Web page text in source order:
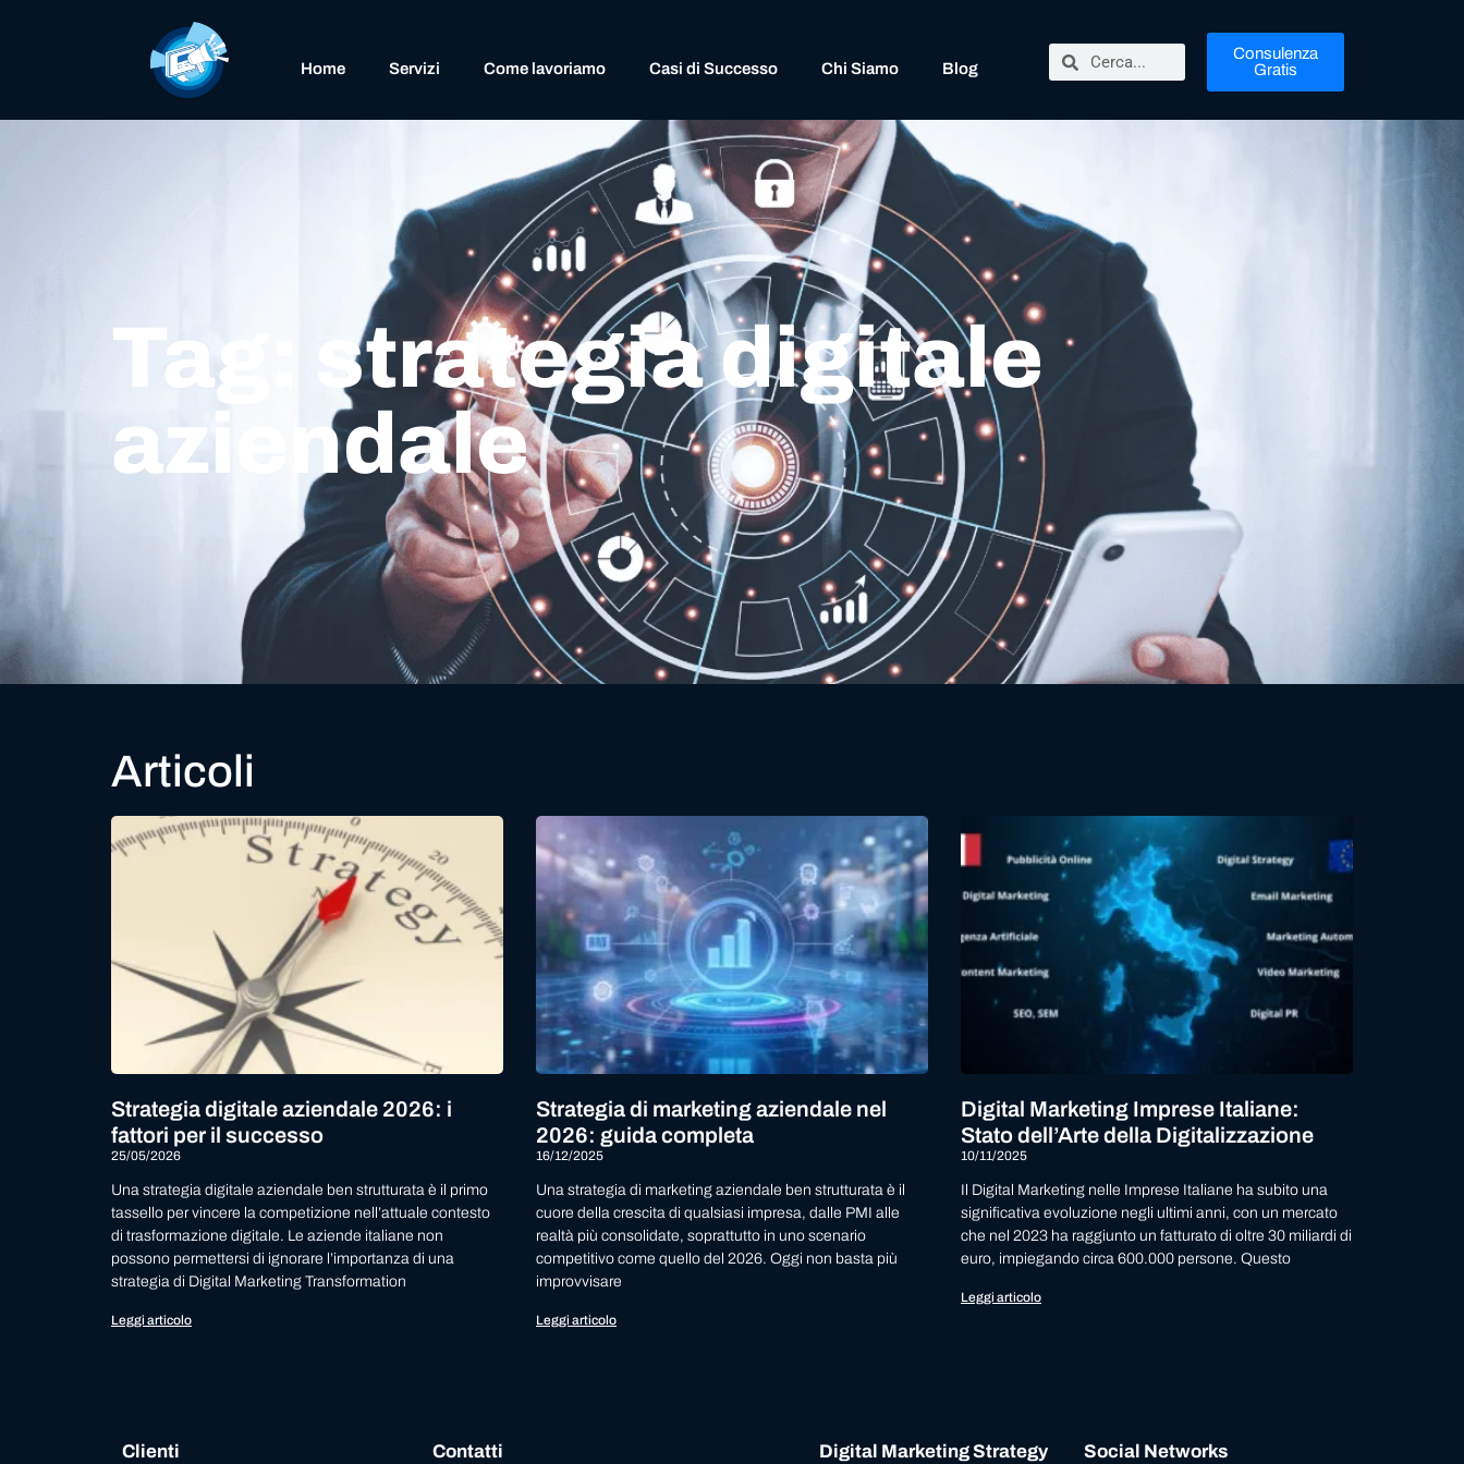
Home Servizi Come lavoriamo Casi di Successo Chi Siamo Blog
Consulenza
Gratis
Tag: strategia digitale
aziendale
Articoli
Strategia digitale aziendale 2026: i
fattori per il successo
25/05/2026
Una strategia digitale aziendale ben strutturata è il primo
tassello per vincere la competizione nell’attuale contesto
di trasformazione digitale. Le aziende italiane non
possono permettersi di ignorare l’importanza di una
strategia di Digital Marketing Transformation
Leggi articolo
Strategia di marketing aziendale nel
2026: guida completa
16/12/2025
Una strategia di marketing aziendale ben strutturata è il
cuore della crescita di qualsiasi impresa, dalle PMI alle
realtà più consolidate, soprattutto in uno scenario
competitivo come quello del 2026. Oggi non basta più
improvvisare
Leggi articolo
Digital Marketing Imprese Italiane:
Stato dell’Arte della Digitalizzazione
10/11/2025
Il Digital Marketing nelle Imprese Italiane ha subito una
significativa evoluzione negli ultimi anni, con un mercato
che nel 2023 ha raggiunto un fatturato di oltre 30 miliardi di
euro, impiegando circa 600.000 persone. Questo
Leggi articolo
Clienti Contatti Digital Marketing Strategy Social Networks